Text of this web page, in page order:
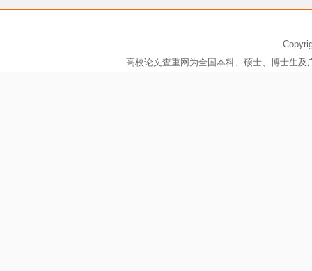
高校论文查重网为全国本科、硕士、博士生